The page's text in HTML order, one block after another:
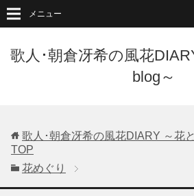
歌人･朝倉冴希の風花
blog～
メニュー
歌人･朝倉冴希の風花DIARY ～花
TOP
花めぐり